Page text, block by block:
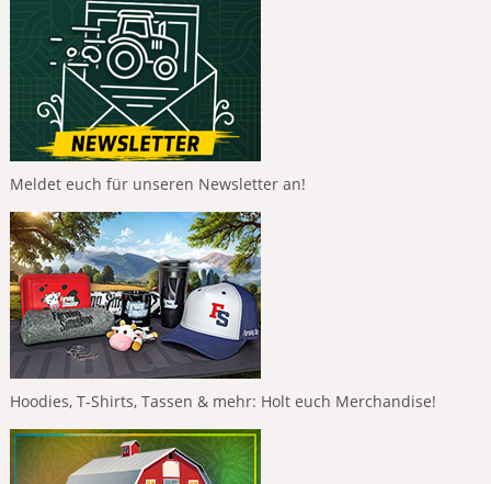
Meldet euch für unseren Newsletter an!
Hoodies, T-Shirts, Tassen & mehr: Holt euch Merchandise!